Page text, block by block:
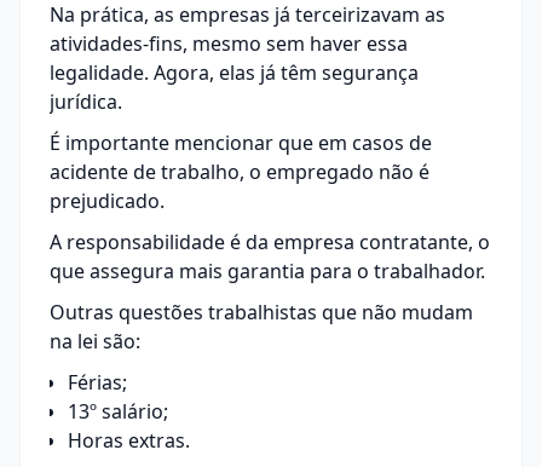
Na prática, as empresas já terceirizavam as
atividades-fins, mesmo sem haver essa
legalidade. Agora, elas já têm segurança
jurídica.
É importante mencionar que em casos de
acidente de trabalho, o empregado não é
prejudicado.
A responsabilidade é da empresa contratante, o
que assegura mais garantia para o trabalhador.
Outras questões trabalhistas que não mudam
na lei são:
Férias;
13º salário;
Horas extras.